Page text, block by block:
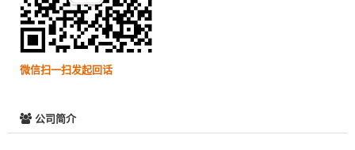
微信扫一扫发起回话
公司简介